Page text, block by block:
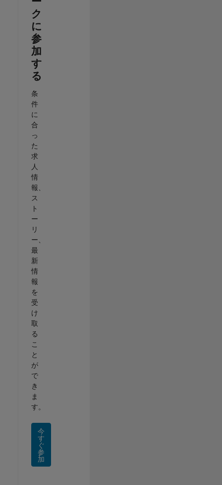
ク
に
参
加
す
る
条
件
に
合
っ
た
求
人
情
報、
ス
ト
ー
リ
ー、
最
新
情
報
を
受
け
取
る
こ
と
が
で
き
ま
す。
今
す
ぐ
参
加